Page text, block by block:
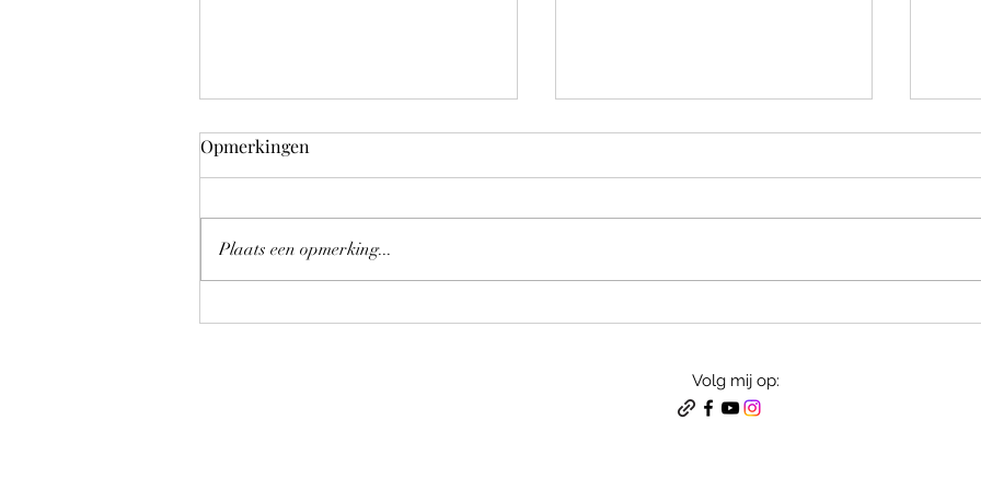
Album 34; Illusions online op
YouTube!
Illusions succesvol geüpload is naar
YouTube! Ik geloof dat het een van
Een nieuw artikel online op
muziekstijlen combineer. Ik hoop
het
Opmerkingen
Plaats een opmerking...
Volg mij op: